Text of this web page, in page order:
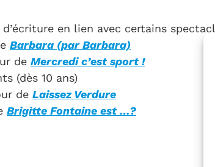
en lien avec certains
Barbara (par Barbara)
de Mercredi c’est sport !
(dès 10 ans)
de Laissez Verdure
Brigitte Fontaine est …?